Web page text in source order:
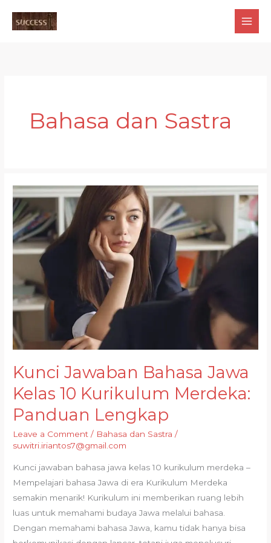
Bahasa dan Sastra
Kunci Jawaban Bahasa Jawa
Kelas 10 Kurikulum Merdeka:
Panduan Lengkap
Leave a Comment / Bahasa dan Sastra /
suwitri.iriantos7@gmail.com
Kunci jawaban bahasa jawa kelas 10 kurikulum merdeka –
Mempelajari bahasa Jawa di era Kurikulum Merdeka
semakin menarik! Kurikulum ini memberikan ruang lebih
luas untuk memahami budaya Jawa melalui bahasa.
Dengan memahami bahasa Jawa, kamu tidak hanya bisa